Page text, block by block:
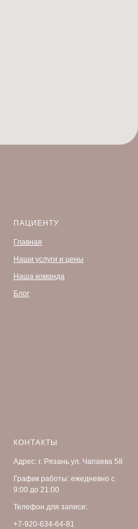
ПАЦИЕНТУ
Главная
Наши услуги и цены
Наша команда
Блог
КОНТАКТЫ
Адрес: г. Рязань ул. Чапаева 58
График работы: ежедневно с
9:00 до 21:00
Телефон для записи:
+7-920-634-64-81